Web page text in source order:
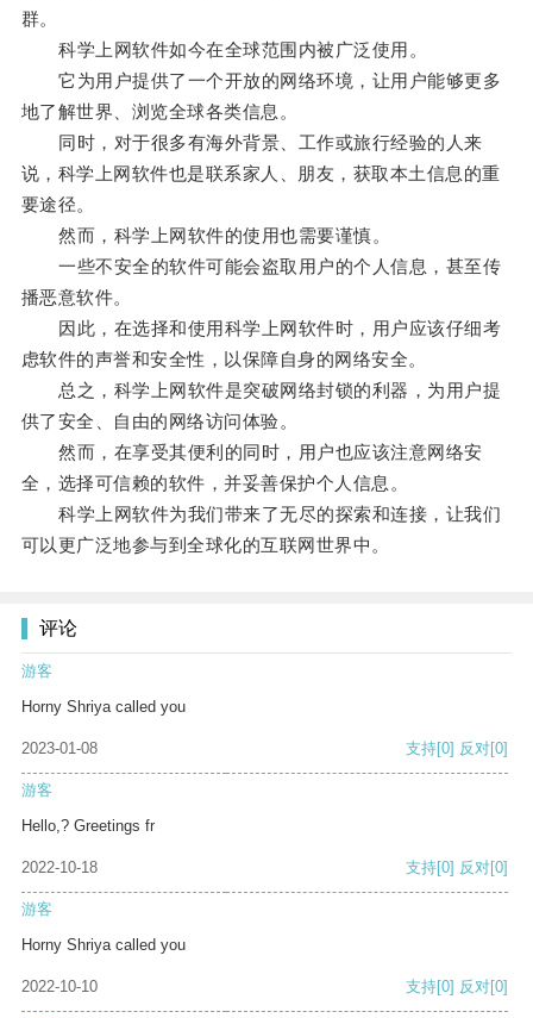
群。
科学上网软件如今在全球范围内被广泛使用。
它为用户提供了一个开放的网络环境，让用户能够更多
地了解世界、浏览全球各类信息。
同时，对于很多有海外背景、工作或旅行经验的人来
说，科学上网软件也是联系家人、朋友，获取本土信息的重
要途径。
然而，科学上网软件的使用也需要谨慎。
一些不安全的软件可能会盗取用户的个人信息，甚至传
播恶意软件。
因此，在选择和使用科学上网软件时，用户应该仔细考
虑软件的声誉和安全性，以保障自身的网络安全。
总之，科学上网软件是突破网络封锁的利器，为用户提
供了安全、自由的网络访问体验。
然而，在享受其便利的同时，用户也应该注意网络安
全，选择可信赖的软件，并妥善保护个人信息。
科学上网软件为我们带来了无尽的探索和连接，让我们
可以更广泛地参与到全球化的互联网世界中。
评论
游客
Horny Shriya called you
2023-01-08 支持[0] 反对[0]
游客
Hello,? Greetings fr
2022-10-18 支持[0] 反对[0]
游客
Horny Shriya called you
2022-10-10 支持[0] 反对[0]